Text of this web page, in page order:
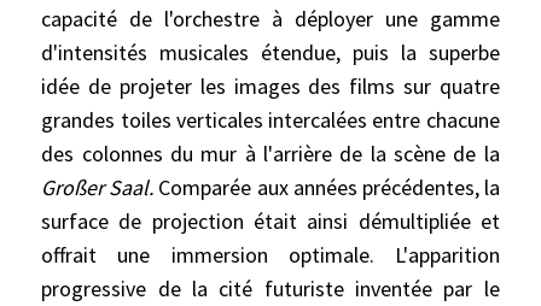
capacité de l'orchestre à déployer une gamme
d'intensités musicales étendue, puis la superbe
idée de projeter les images des films sur quatre
grandes toiles verticales intercalées entre chacune
des colonnes du mur à l'arrière de la scène de la
Großer Saal. Comparée aux années précédentes, la
surface de projection était ainsi démultipliée et
offrait une immersion optimale. L'apparition
progressive de la cité futuriste inventée par le